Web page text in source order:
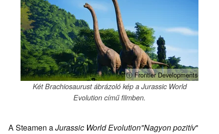
ⓘ Frontier Developments
Két Brachiosaurust ábrázoló kép a Jurassic World
Evolution című filmben.
A Steamen aJurassic World Evolution"Nagyonpozitív"